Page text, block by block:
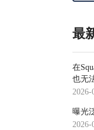
最
在
也无
2026-
曝光
2026-